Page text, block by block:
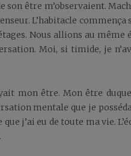
son être m’observaient.
L’habitacle commença
Nous allions au même
Moi, si timide, je
mon être. Mon être
mentale que je
j’ai eu de toute ma vie.